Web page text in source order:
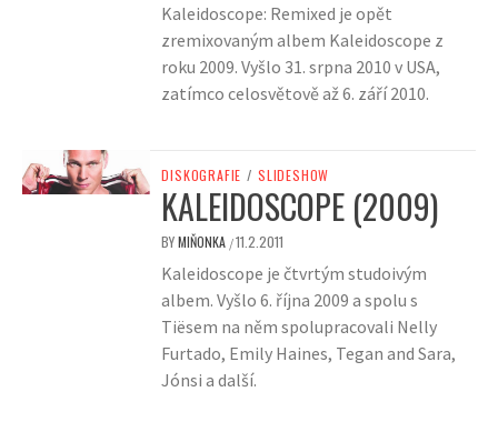
Kaleidoscope: Remixed je opět
zremixovaným albem Kaleidoscope z
roku 2009. Vyšlo 31. srpna 2010 v USA,
zatímco celosvětově až 6. září 2010.
DISKOGRAFIE / SLIDESHOW
KALEIDOSCOPE (2009)
BYMIŇONKA /11.2.2011
Kaleidoscope je čtvrtým studoivým
albem. Vyšlo 6. října 2009 a spolu s
Tiësem na něm spolupracovali Nelly
Furtado, Emily Haines, Tegan and Sara,
Jónsi a další.